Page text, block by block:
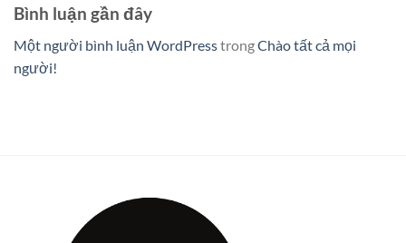
Bình luận gần đây
Một người bình luận WordPresstrongChào tất cả mọi
người!